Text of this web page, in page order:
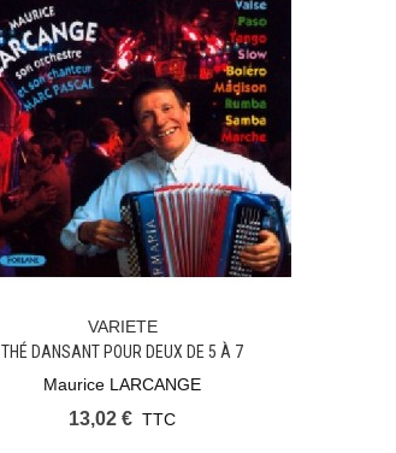
Ajouter Au Panier
VARIETE
THÉ DANSANT POUR DEUX DE 5 À 7
Maurice LARCANGE
13,02 € TTC